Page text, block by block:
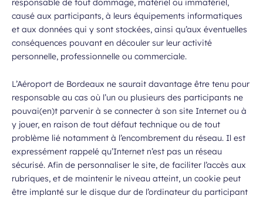
causé aux participants, à leurs équipements informatiques
et aux données qui y sont stockées, ainsi qu’aux éventuelles
conséquences pouvant en découler sur leur activité
personnelle, professionnelle ou commerciale.
L’Aéroport de Bordeaux ne saurait davantage être tenu pour
responsable au cas où l’un ou plusieurs des participants ne
pouvai(en)t parvenir à se connecter à son site Internet ou à
y jouer, en raison de tout défaut technique ou de tout
problème lié notamment à l’encombrement du réseau. Il est
expressément rappelé qu’Internet n’est pas un réseau
sécurisé. Afin de personnaliser le site, de faciliter l’accès aux
rubriques, et de maintenir le niveau atteint, un cookie peut
être implanté sur le disque dur de l’ordinateur du participant